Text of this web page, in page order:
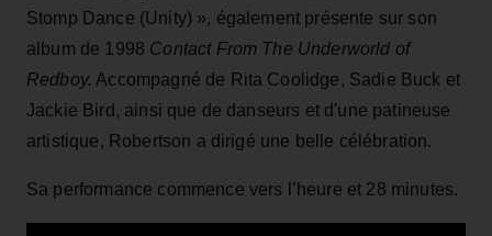
Stomp Dance (Unity) », également présente sur son
album de 1998 Contact From The Underworld of
Redboy. Accompagné de Rita Coolidge, Sadie Buck et
Jackie Bird, ainsi que de danseurs et d'une patineuse
artistique, Robertson a dirigé une belle célébration.
Sa performance commence vers l’heure et 28 minutes.